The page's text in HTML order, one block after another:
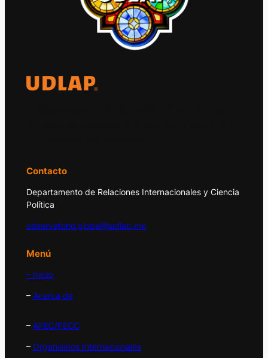
Contacto
Departamento de Relaciones Internacionales y Ciencia
Política
observatorio.global@udlap.mx
Menú
– Inicio
– Acerca de
– APEC/PECC
– Organismos Internacionales